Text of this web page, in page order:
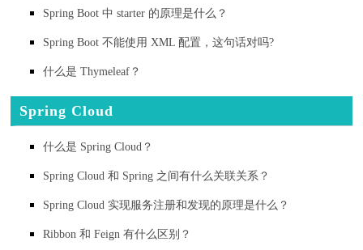
Spring Boot 中 starter 的原理是什么？
Spring Boot 不能使用 XML 配置，这句话对吗?
什么是 Thymeleaf？
Spring Cloud
什么是 Spring Cloud？
Spring Cloud 和 Spring 之间有什么关联关系？
Spring Cloud 实现服务注册和发现的原理是什么？
Ribbon 和 Feign 有什么区别？